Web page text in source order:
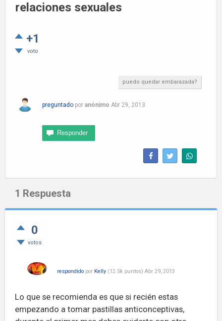
relaciones sexuales
+1
voto
puedo quedar embarazada?
preguntado por anónimo Abr 29, 2013
1 Respuesta
0
votos
respondido por Kelly (12.5k puntos) Abr 29, 2013
Lo que se recomienda es que si recién estas
empezando a tomar pastillas anticonceptivas,